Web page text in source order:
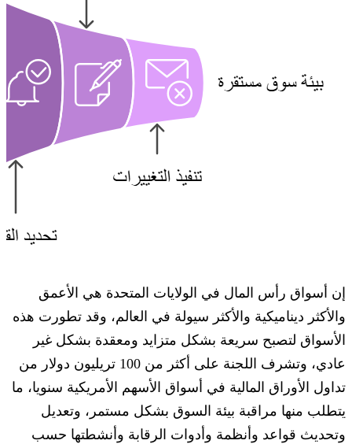
إن أسواق رأس المال في الولايات المتحدة هي الأعمق
والأكثر ديناميكية والأكثر سيولة في العالم، وقد تطورت هذه
الأسواق لتصبح سريعة بشكل متزايد ومعقدة بشكل غير
عادي، وتشرف اللجنة على أكثر من 100 تريليون دولار من
تداول الأوراق المالية في أسواق الأسهم الأمريكية سنويا، ما
يتطلب منها مراقبة بيئة السوق بشكل مستمر، وتعديل
وتحديث قواعد وأنظمة وأدوات الرقابة وأنشطتها حسب